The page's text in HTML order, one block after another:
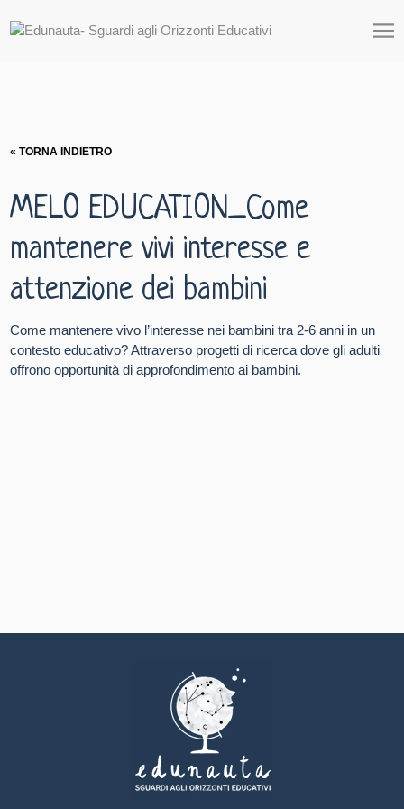
« TORNA INDIETRO
MELO EDUCATION_Come
mantenere vivi interesse e
attenzione dei bambini
Come mantenere vivo l’interesse nei bambini tra 2-6 anni in un
contesto educativo? Attraverso progetti di ricerca dove gli adulti
offrono opportunità di approfondimento ai bambini.